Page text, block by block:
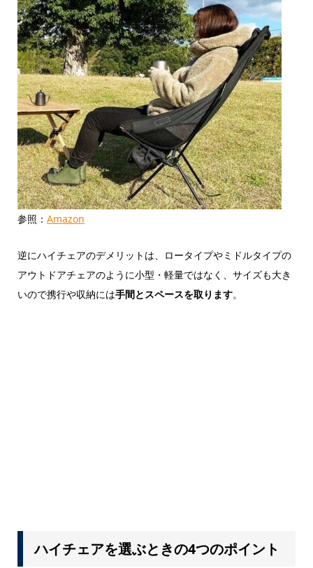
参照： Amazon
逆にハイチェアのデメリットは、ロータイプやミドルタイプの
アウトドアチェアのように小型・軽量ではなく、サイズも大き
いので携行や収納には手間とスペースを取ります。
ハイチェアを選ぶときの4つのポイント